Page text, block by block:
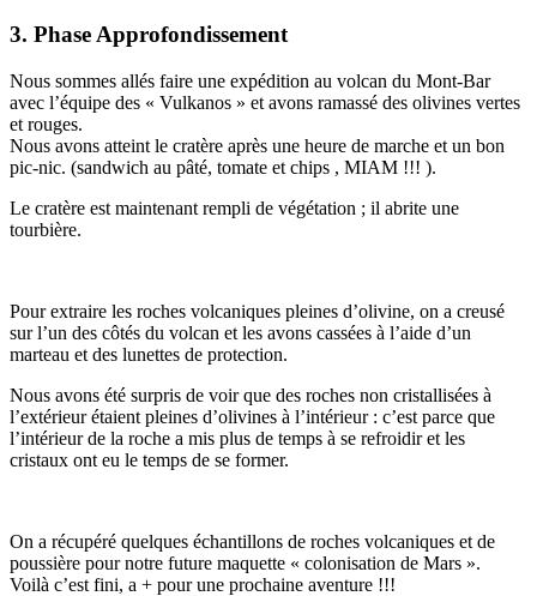
3. Phase Approfondissement
Nous sommes allés faire une expédition au volcan du Mont-Bar
avec l’équipe des « Vulkanos » et avons ramassé des olivines vertes
et rouges.
Nous avons atteint le cratère après une heure de marche et un bon
pic-nic. (sandwich au pâté, tomate et chips , MIAM !!! ).
Le cratère est maintenant rempli de végétation ; il abrite une
tourbière.
Pour extraire les roches volcaniques pleines d’olivine, on a creusé
sur l’un des côtés du volcan et les avons cassées à l’aide d’un
marteau et des lunettes de protection.
Nous avons été surpris de voir que des roches non cristallisées à
l’extérieur étaient pleines d’olivines à l’intérieur : c’est parce que
l’intérieur de la roche a mis plus de temps à se refroidir et les
cristaux ont eu le temps de se former.
On a récupéré quelques échantillons de roches volcaniques et de
poussière pour notre future maquette « colonisation de Mars ».
Voilà c’est fini, a + pour une prochaine aventure !!!